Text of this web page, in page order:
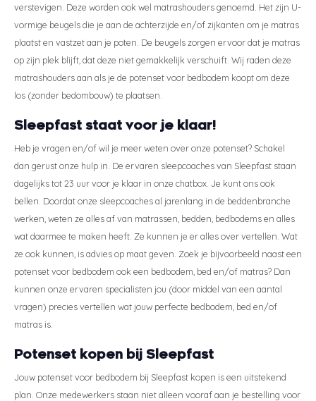
verstevigen. Deze worden ook wel matrashouders genoemd. Het zijn U-
vormige beugels die je aan de achterzijde en/of zijkanten om je matras
plaatst en vastzet aan je poten. De beugels zorgen ervoor dat je matras
op zijn plek blijft, dat deze niet gemakkelijk verschuift. Wij raden deze
matrashouders aan als je de potenset voor bedbodem koopt om deze
los (zonder bedombouw) te plaatsen.
Sleepfast staat voor je klaar!
Heb je vragen en/of wil je meer weten over onze potenset? Schakel
dan gerust onze hulp in. De ervaren sleepcoaches van Sleepfast staan
dagelijks tot 23 uur voor je klaar in onze chatbox. Je kunt ons ook
bellen. Doordat onze sleepcoaches al jarenlang in de beddenbranche
werken, weten ze alles af van matrassen, bedden, bedbodems en alles
wat daarmee te maken heeft. Ze kunnen je er alles over vertellen. Wat
ze ook kunnen, is advies op maat geven. Zoek je bijvoorbeeld naast een
potenset voor bedbodem ook een bedbodem, bed en/of matras? Dan
kunnen onze ervaren specialisten jou (door middel van een aantal
vragen) precies vertellen wat jouw perfecte bedbodem, bed en/of
matras is.
Potenset kopen bij Sleepfast
Jouw potenset voor bedbodem bij Sleepfast kopen is een uitstekend
plan. Onze medewerkers staan niet alleen vooraf aan je bestelling voor